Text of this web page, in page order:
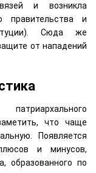
и возникла
правительства и
Сюда же
от нападений
что чаще
Появляется
и минусов,
образованного по